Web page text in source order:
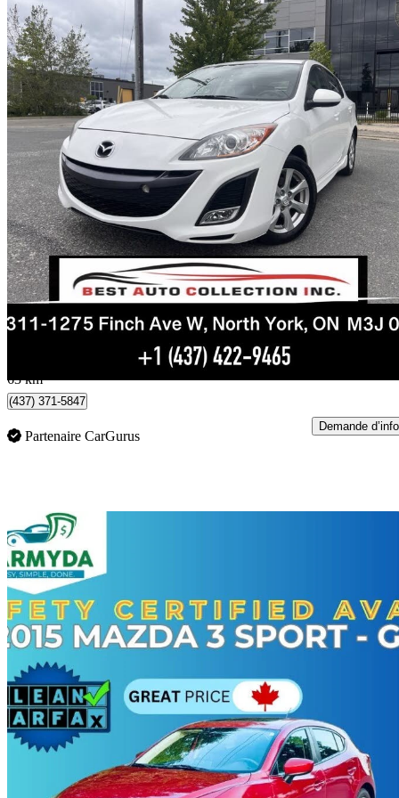
2011 Mazda MAZDA3 Sport
GS65 000 km
8 450 $ Affaire
63 km
(437) 371-5847
Partenaire CarGurus
Demande d’info
2015 Mazda MAZDA3 Sport